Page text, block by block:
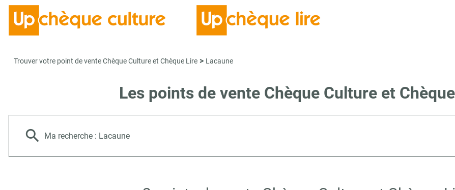
Trouver votre point de vente Chèque Culture et Chèque Lire > Lacaune
Les points de vente Chèque Culture et
Ma recherche : Lacaune